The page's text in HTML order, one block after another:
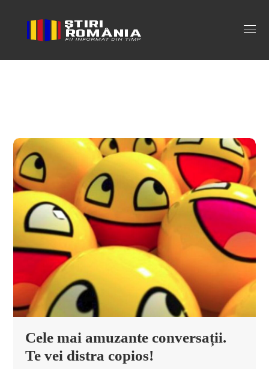
sotul s-a dat de gol Tag
Cele mai amuzante conversații.
Te vei distra copios!